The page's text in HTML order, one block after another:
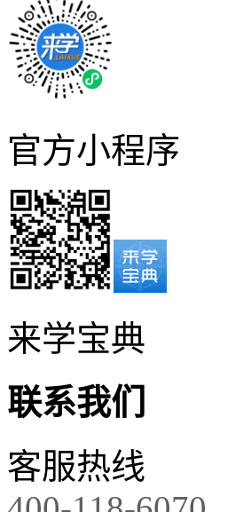
官方小程序
来学宝典
联系我们
客服热线